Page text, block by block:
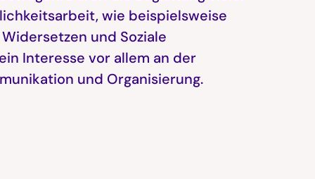
wie beispielsweise
und Soziale
Interesse vor allem an der
und Organisierung.